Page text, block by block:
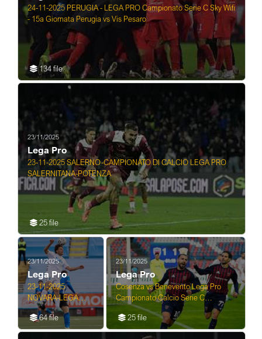
24-11-2025 PERUGIA - LEGA PRO Campionato Serie C Sky Wifi
- 15a Giornata Perugia vs Vis Pesaro
134 file
23/11/2025
Lega Pro
23-11-2025 SALERNO-CAMPIONATO DI CALCIO LEGA PRO
SALERNITANA-POTENZA
25 file
23/11/2025
Lega Pro
23-11-2025
NOVARA-LEGA
PRO NOVARA-
RENATE
64 file
23/11/2025
Lega Pro
Cosenza vs Benevento Lega Pro
Campionato Calcio Serie C
23.11.2025
25 file